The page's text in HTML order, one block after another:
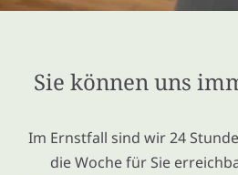
Sie können uns
Im Ernstfall sind wir 24
die Woche für Sie